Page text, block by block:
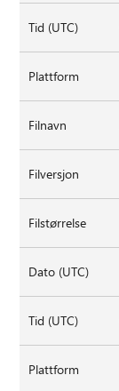
Tid (UTC)
Plattform
Filnavn
Filversjon
Filstørrelse
Dato (UTC)
Tid (UTC)
Plattform